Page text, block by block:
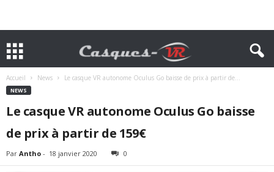
Accueil News Le casque VR autonome Oculus Go baisse de prix à partir de...
NEWS
Le casque VR autonome Oculus Go baisse
de prix à partir de 159€
Par Antho - 18 janvier 2020 0